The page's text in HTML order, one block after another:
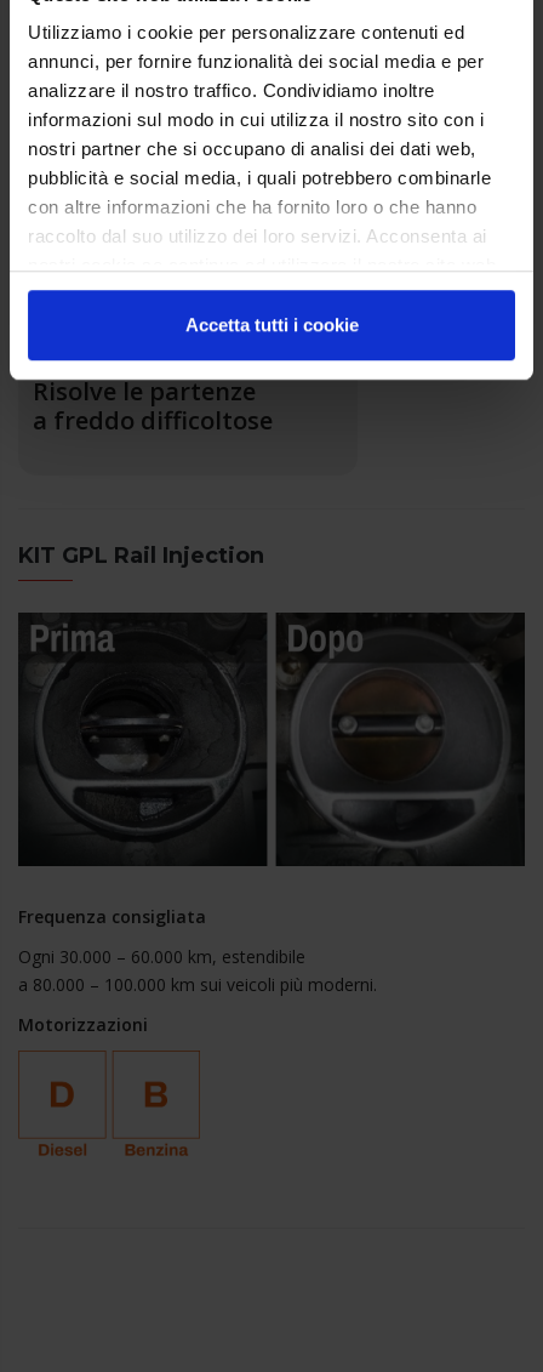
Utilizziamo i cookie per personalizzare contenuti ed
annunci, per fornire funzionalità dei social media e per
analizzare il nostro traffico. Condividiamo inoltre
informazioni sul modo in cui utilizza il nostro sito con i
nostri partner che si occupano di analisi dei dati web,
pubblicità e social media, i quali potrebbero combinarle
con altre informazioni che ha fornito loro o che hanno
raccolto dal suo utilizzo dei loro servizi. Acconsenta ai
Accetta tutti i cookie
Ripristina il corretto
flusso d’aria
Ottimizza
i consumi
Risolve le partenze
a freddo difficoltose
KIT GPL Rail Injection
Frequenza consigliata
Ogni 30.000 – 60.000 km, estendibile
a 80.000 – 100.000 km sui veicoli più moderni.
Motorizzazioni